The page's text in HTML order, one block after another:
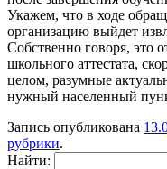
Укажем, что в ходе
организацию выйдет
Собственно говоря, это
школьного аттестата,
целом, разумные
нужный населенный
Запись опубликована
рубрики.
Найти: